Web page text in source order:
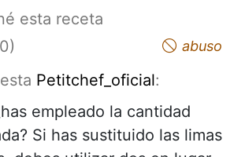
esta receta
do not appreciate abuso
Petitchef_oficial:
empleado la cantidad
Si has sustituido las limas